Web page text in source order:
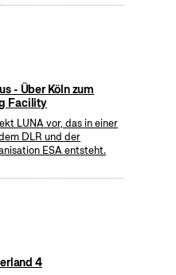
- Über Köln zum
Facility
LUNA vor, das in einer
DLR und der
ESA entsteht.
4